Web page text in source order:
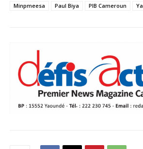
Minpmeesa
Paul Biya PIB Cameroun